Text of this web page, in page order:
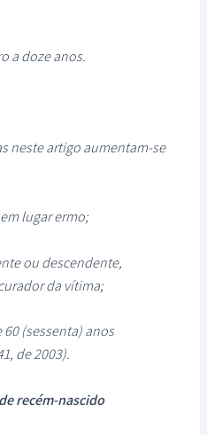
a doze anos.
neste artigo aumentam-se
lugar ermo;
ou descendente,
da vítima;
60 (sessenta) anos
de 2003).
recém-nascido